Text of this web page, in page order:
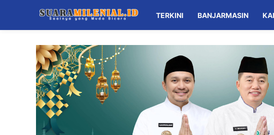
TERKINI BANJARMASIN